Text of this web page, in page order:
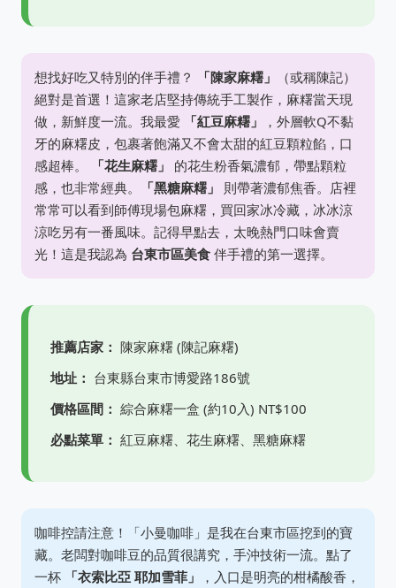
想找好吃又特別的伴手禮？ 「陳家麻糬」
（或稱陳記）
絕對是首選！這家老店堅持傳統手工製作，麻糬當天現
做，新鮮度一流。我最愛
「紅豆麻糬」
，外層軟Q不黏
牙的麻糬皮，包裹著飽滿又不會太甜的紅豆顆粒餡，口
感超棒。
「花生麻糬」
的花生粉香氣濃郁，帶點顆粒
感，也非常經典。
「黑糖麻糬」
則帶著濃郁焦香。店裡
常常可以看到師傅現場包麻糬，買回家冰冷藏，冰冰涼
涼吃另有一番風味。記得早點去，太晚熱門口味會賣
光！這是我認為 台東市區美食 伴手禮的第一選擇。
推薦店家： 陳家麻糬 (陳記麻糬)
地址： 台東縣台東市博愛路186號
價格區間： 綜合麻糬一盒 (約10入) NT$100
必點菜單： 紅豆麻糬、花生麻糬、黑糖麻糬
咖啡控請注意！「小曼咖啡」是我在台東市區挖到的寶
藏。老闆對咖啡豆的品質很講究，手沖技術一流。點了
一杯
「衣索比亞 耶加雪菲」
，入口是明亮的柑橘酸香，